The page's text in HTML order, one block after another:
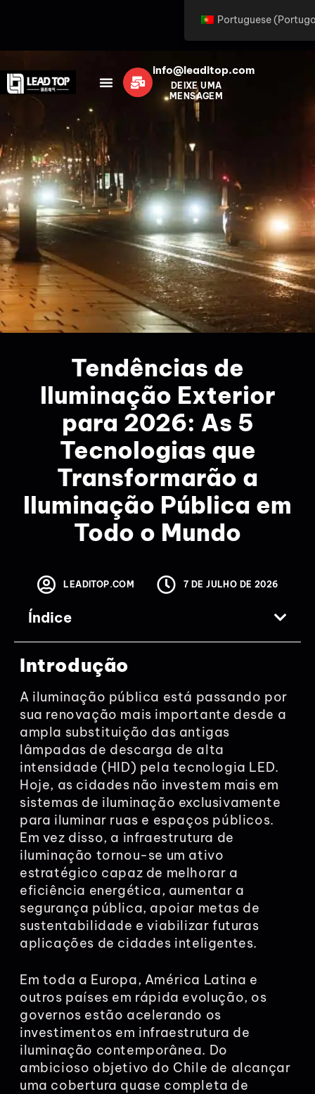
info@leaditop.com
DEIXE UMA
MENSAGEM
Tendências de
Iluminação Exterior
para 2026: As 5
Tecnologias que
Transformarão a
Iluminação Pública em
Todo o Mundo
LEADITOP.COM 7 DE JULHO DE 2026
Índice
Introdução
A iluminação pública está passando por
sua renovação mais importante desde a
ampla substituição das antigas
lâmpadas de descarga de alta
intensidade (HID) pela tecnologia LED.
Hoje, as cidades não investem mais em
sistemas de iluminação exclusivamente
para iluminar ruas e espaços públicos.
Em vez disso, a infraestrutura de
iluminação tornou-se um ativo
estratégico capaz de melhorar a
eficiência energética, aumentar a
segurança pública, apoiar metas de
sustentabilidade e viabilizar futuras
aplicações de cidades inteligentes.
Em toda a Europa, América Latina e
outros países em rápida evolução, os
governos estão acelerando os
investimentos em infraestrutura de
iluminação contemporânea. Do
ambicioso objetivo do Chile de alcançar
uma cobertura quase completa de
Portuguese